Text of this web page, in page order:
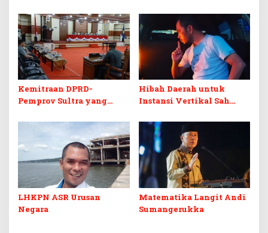
Penerimaan Negara dan
Kepastian Investasi
Warisan Menjadi Arena
Pemerasan
Kemitraan DPRD-
Pemprov Sultra yang
Hibah Daerah untuk
Instansi Vertikal Sah
Terikat Syarat Ketat
LHKPN ASR Urusan
Negara
Matematika Langit Andi
Sumangerukka